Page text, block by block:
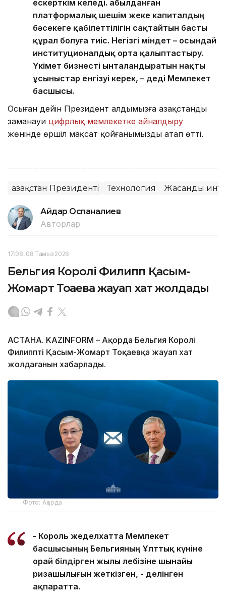
ескерткім келеді. Қабылданған
платформалық шешім жеке капиталдың
бәсекеге қабілеттілігін сақтайтын басты
құрал болуға тиіс. Негізгі міндет – осындай
институционалдық орта қалыптастыру.
Үкімет бизнесті ынталандыратын нақты
ұсыныстар енгізуі керек, – деді Мемлекет
басшысы.
Осыған дейін Президент алдымызға Қазақстанды
заманауи цифрлық мемлекетке айналдыру
жөнінде өршіл мақсат қойғанымызды атап өтті.
Қазақстан Президенті Технология Жасанды
Айдар Оспаналиев
Авторлар
17:08, 08 Тамыз 2026
Бельгия Королі Филипп Қасым-
Жомарт Тоқаевқа жауап хат жолдады
АСТАНА. KAZINFORM – Ақорда Бельгия Королі
Филипптің Қасым-Жомарт Тоқаевқа жауап хат
жолдағанын хабарлады.
Фото: Ақорда
- Король жеделхатта Мемлекет
басшысының Бельгияның Ұлттық күніне
орай білдірген жылы лебізіне шынайы
ризашылығын жеткізген, - делінген
ақпаратта.